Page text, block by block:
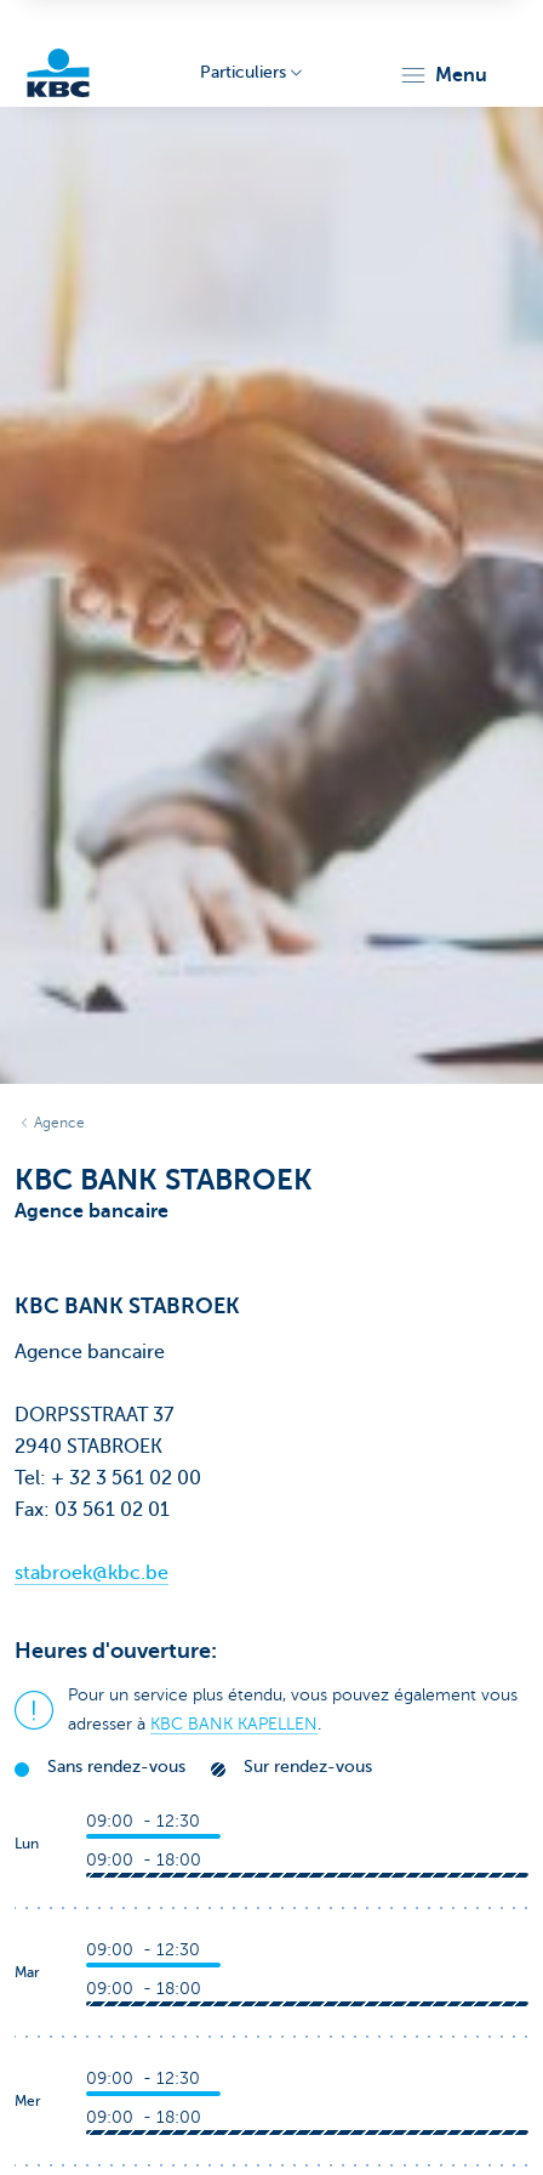
Particuliers menu
Agence
KBC BANK STABROEK
Agence bancaire
KBC BANK STABROEK
Agence bancaire
DORPSSTRAAT 37
2940 STABROEK
Tel: + 32 3 561 02 00
Fax: 03 561 02 01
stabroek@kbc.be
Heures d'ouverture:
Pour un service plus étendu, vous pouvez également vous
adresser à KBC BANK KAPELLEN .
Sans rendez-vous Sur rendez-vous
Lun
09:00 - 12:30
09:00 - 18:00
Mar
09:00 - 12:30
09:00 - 18:00
Mer
09:00 - 12:30
09:00 - 18:00